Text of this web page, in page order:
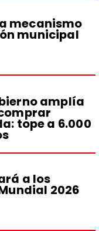
mecanismo
municipal
amplía
tope a 6.000
a los
2026